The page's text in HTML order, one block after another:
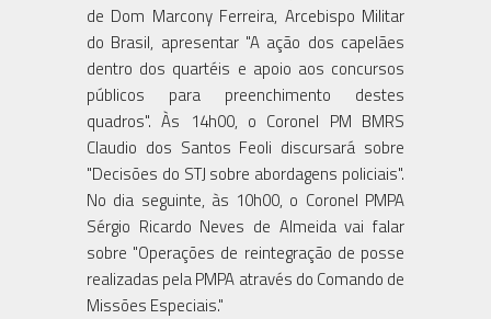
de Dom Marcony Ferreira, Arcebispo Militar
do Brasil, apresentar "A ação dos capelães
dentro dos quartéis e apoio aos concursos
públicos para preenchimento destes
quadros". Às 14h00, o Coronel PM BMRS
Claudio dos Santos Feoli discursará sobre
"Decisões do STJ sobre abordagens policiais".
No dia seguinte, às 10h00, o Coronel PMPA
Sérgio Ricardo Neves de Almeida vai falar
sobre "Operações de reintegração de posse
realizadas pela PMPA através do Comando de
Missões Especiais."